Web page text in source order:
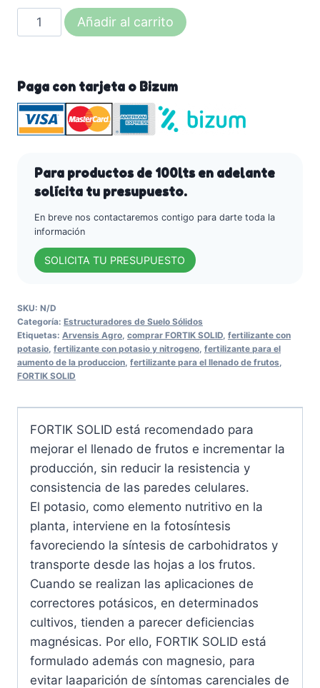
FORTIK
SOLID
llenado
de
frutos)
Arvensis
Agro
Añadir al carrito
Paga con tarjeta o Bizum
Para productos de 100lts en adelante
solícita tu presupuesto.
En breve nos contactaremos contigo para darte toda la
información
SOLICITA TU PRESUPUESTO
SKU: N/D
Categoría: Estructuradores de Suelo Sólidos
Etiquetas: Arvensis Agro comprar FORTIK SOLID fertilizante con
potasio fertilizante con potasio y nitrogeno fertilizante para el
aumento de la produccion fertilizante para el llenado de frutos
FORTIK SOLID
FORTIK SOLID está recomendado para
mejorar el llenado de frutos e incrementar la
producción, sin reducir la resistencia y
consistencia de las paredes celulares.
El potasio, como elemento nutritivo en la
planta, interviene en la fotosíntesis
favoreciendo la síntesis de carbohidratos y
transporte desde las hojas a los frutos.
Cuando se realizan las aplicaciones de
correctores potásicos, en determinados
cultivos, tienden a parecer deficiencias
magnésicas. Por ello, FORTIK SOLID está
formulado además con magnesio, para
evitar laaparición de síntomas carenciales de